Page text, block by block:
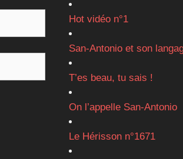
Hot vidéo n°1
San-Antonio et son
T’es beau, tu sais !
On l’appelle San-Antonio
Le Hérisson n°1671